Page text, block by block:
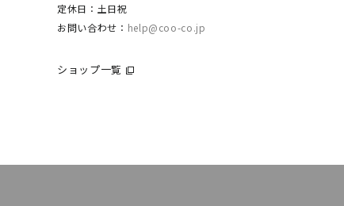
定休日：土日祝
お問い合わせ： help@coo-co.jp
ショップ一覧